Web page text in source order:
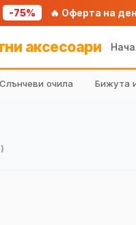
-75% 🔥 Оферта на
аксесоари
Слънчеви очила Бижута